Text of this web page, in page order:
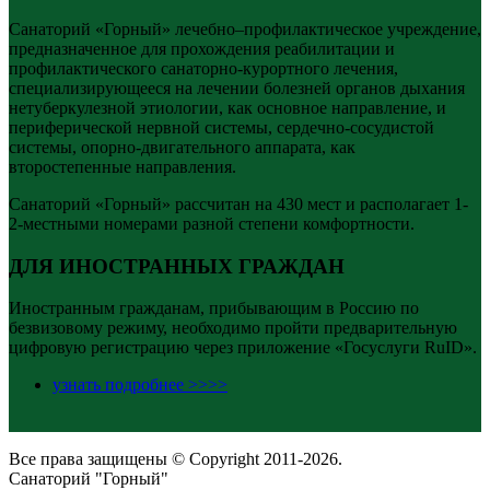
Санаторий «Горный» лечебно–профилактическое учреждение,
предназначенное для прохождения реабилитации и
профилактического санаторно-курортного лечения,
специализирующееся на лечении болезней органов дыхания
нетуберкулезной этиологии, как основное направление, и
периферической нервной системы, сердечно-сосудистой
системы, опорно-двигательного аппарата, как
второстепенные направления.
Санаторий «Горный» рассчитан на 430 мест и располагает 1-
2-местными номерами разной степени комфортности.
ДЛЯ ИНОСТРАННЫХ ГРАЖДАН
Иностранным гражданам, прибывающим в Россию по
безвизовому режиму, необходимо пройти предварительную
цифровую регистрацию через приложение «Госуслуги RuID».
узнать подробнее >>>>
Все права защищены © Copyright 2011-2026.
Санаторий "Горный"